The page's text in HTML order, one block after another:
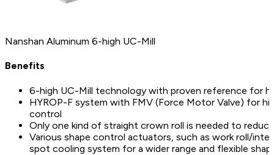
Nanshan Aluminum 6-high UC-Mill
Benefits
6-high UC-Mill technology with proven reference for
HYROP-F system with FMV (Force Motor Valve) for
control
Only one kind of straight crown roll is needed to
Various shape control actuators, such as work roll/
spot cooling system for a wider range and flexible